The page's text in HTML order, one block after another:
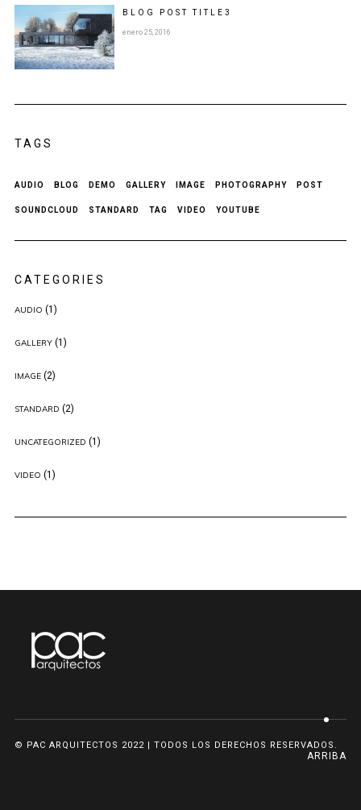
BLOG POSTTITLE 3
enero 25, 2016
TAGS
AUDIO BLOG DEMO GALLERY IMAGE PHOTOGRAPHY POST
SOUNDCLOUD STANDARD TAG VIDEO YOUTUBE
CATEGORIES
AUDIO (1)
GALLERY(1)
IMAGE(2)
STANDARD (2)
UNCATEGORIZED (1)
VIDEO (1)
© PAC ARQUITECTOS 2022 | TODOS LOS DERECHOS RESERVADOS.
ARRIBA